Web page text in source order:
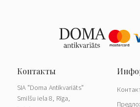
SIA "Doma Antikvariāts"
Smilšu iela 8, Rīga,